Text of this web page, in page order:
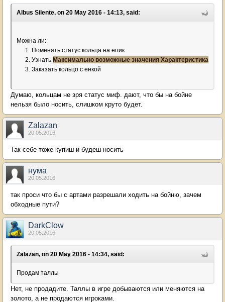
Albus Silente, on 20 May 2016 - 14:13, said:
Можна ли:
Поменять статус кольца на епик
Узнать Максимально возможные значения Характеристика
Заказать кольцо с енкой
Думаю, кольцам не зря статус миф. дают, что бы на бойне
нельзя было носить, слишком круто будет.
Zalazan
20.05.2016
Так себе тоже купиш и будеш носить
нума
20.05.2016
так проси что бы с артами разрешали ходить на бойню, зачем
обходные пути?
DarkClow
20.05.2016
Zalazan, on 20 May 2016 - 14:34, said:
Продам таллы
Нет, не продадите. Таллы в игре добываются или меняются на
золото, а не продаются игроками.